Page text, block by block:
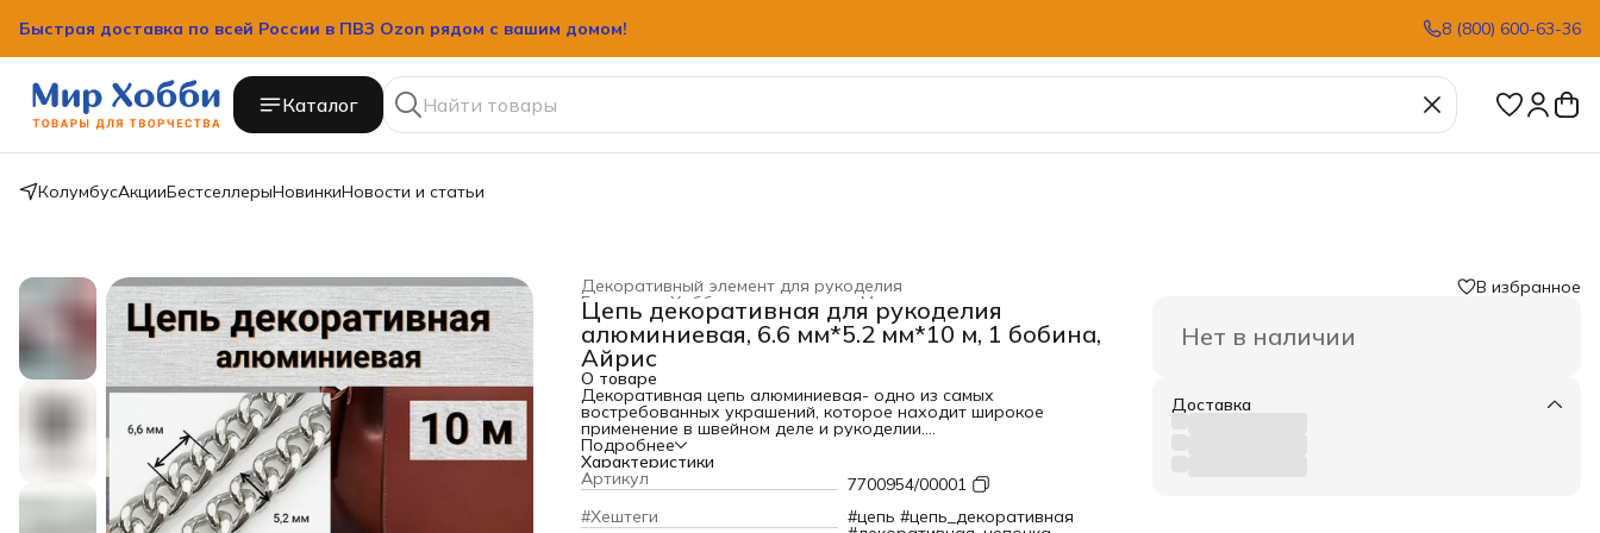
Быстрая доставка по всей России в ПВЗ Ozon рядом с вашим домом! 8 (800) 600-63-36
Каталог
КолумбусАкцииБестселлерыНовинкиНовости и статьи
Декоративный элемент для рукоделия
Материал для рукоделия
Хобби и творчество ›
Главная ›
Цепь декоративная для рукоделия
алюминиевая, 6.6 мм*5.2 мм*10 м, 1 бобина,
Айрис
О товаре
Декоративная цепь алюминиевая- одно из самых
востребованных украшений, которое находит широкое
применение в швейном деле и рукоделии.
Цепочка для рукоделия идеально подходит для
декорирования женских платьев, лацканов пиджаков и
верхней одежды. Декоративные цепи также активно
применяются при создании авторской бижутерии: колье и
оригинальных браслетов. Кроме того, декоративные цепи
часто используются для оформления аксессуаров: сумок,
Подробнее
Характеристики
Артикул
7700954/00001
#Хештеги
#цепь #цепь_декоративная
В избранное
Нет в наличии
Доставка